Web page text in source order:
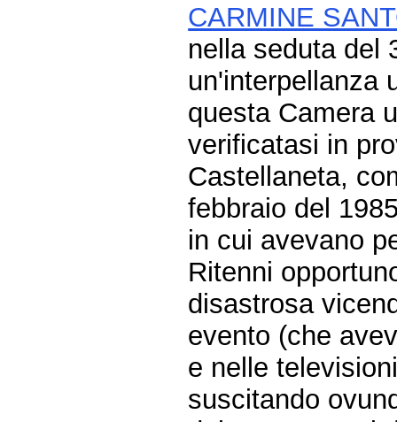
CARMINE
nella seduta del
un'interpellanza
questa Camera
verificatasi in
Castellaneta,
febbraio del
in cui avevano
Ritenni
disastrosa
evento (che
e nelle
suscitando